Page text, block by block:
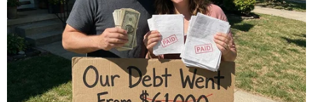
Ông Trump kêu gọi Mỹ "ngừng" điều tra
cáo buộc Nga tấn công mạng
30/12/2016 04:07